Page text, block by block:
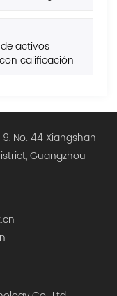
activos
calificación
9, No. 44 Xiangshan
Guangzhou